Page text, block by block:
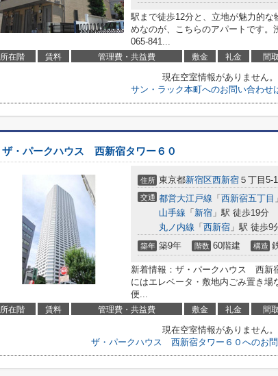
駅まで徒歩12分と、立地が魅力的
めなのが、こちらのアパートです。
065-841...
所在階 賃料 管理費・共益費 敷金 礼金 間
現在空室情報がありません。
サン・ラック本町へのお問い合わせ
ザ・パークハウス 西新宿タワー６０
住所 東京都新宿区西新宿 ５丁目5-1
交通 都営大江戸線 「 西新宿五丁目
山手線 「 新宿 」駅 徒歩19分
丸ノ内線 「 西新宿 」駅 徒歩9
築年 築9年 階数 60階建 構造
新着情報：ザ・パークハウス 西新
にはエレベータ・敷地内ごみ置き
便...
所在階 賃料 管理費・共益費 敷金 礼金 間
現在空室情報がありません。
ザ・パークハウス 西新宿タワー６０へのお